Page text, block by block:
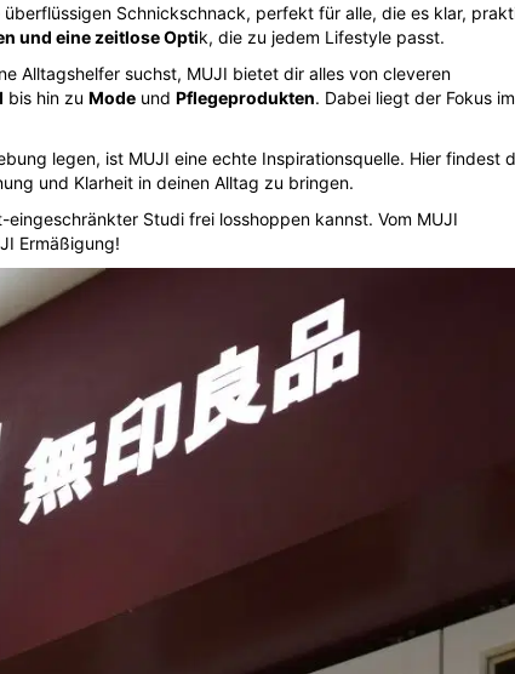
Schnickschnack, perfekt für alle, die es klar,
und eine zeitlose Optik, die zu jedem Lifestyle passt.
Alltagshelfer suchst, MUJI bietet dir alles von cleveren
bis hin zu Mode und Pflegeprodukten. Dabei liegt der Fokus
legen, ist MUJI eine echte Inspirationsquelle. Hier findest
und Klarheit in deinen Alltag zu bringen.
Studi frei losshoppen kannst. Vom MUJI
Ermäßigung!